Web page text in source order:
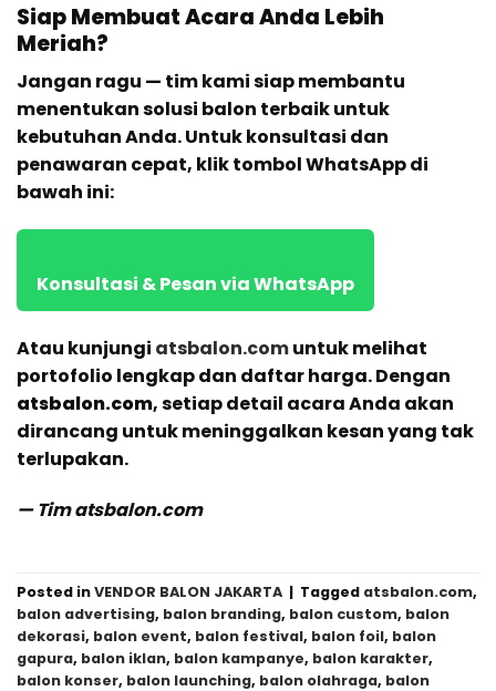
Siap Membuat Acara Anda Lebih
Meriah?
Jangan ragu — tim kami siap membantu
menentukan solusi balon terbaik untuk
kebutuhan Anda. Untuk konsultasi dan
penawaran cepat, klik tombol WhatsApp di
bawah ini:
Konsultasi & Pesan via WhatsApp
Atau kunjungi atsbalon.comuntuk melihat
portofolio lengkap dan daftar harga. Dengan
atsbalon.com, setiap detail acara Anda akan
dirancang untuk meninggalkan kesan yang tak
terlupakan.
— Tim atsbalon.com
Posted inVENDOR BALON JAKARTA | Tagged atsbalon.com,
balon advertising, balon branding, balon custom, balon
dekorasi, balon event, balon festival, balon foil, balon
gapura, balon iklan, balon kampanye, balon karakter,
balon konser, balon launching, balon olahraga, balon